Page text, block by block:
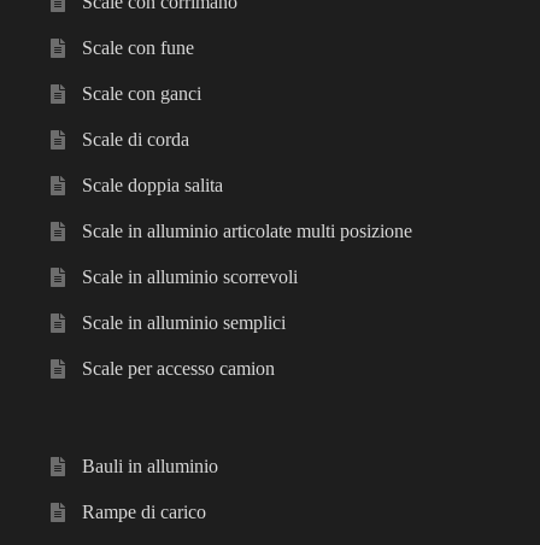
Scale con fune
Scale con ganci
Scale di corda
Scale doppia salita
Scale in alluminio articolate multi posizione
Scale in alluminio scorrevoli
Scale in alluminio semplici
Scale per accesso camion
Bauli in alluminio
Rampe di carico